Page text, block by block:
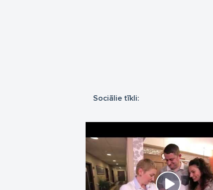
Sociālie tīkli: